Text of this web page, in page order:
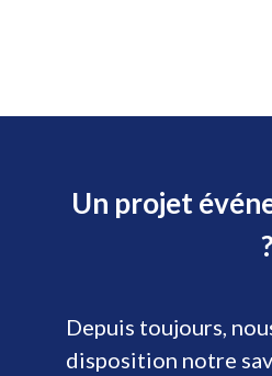
Un projet
?
Depuis toujours,
disposition notre